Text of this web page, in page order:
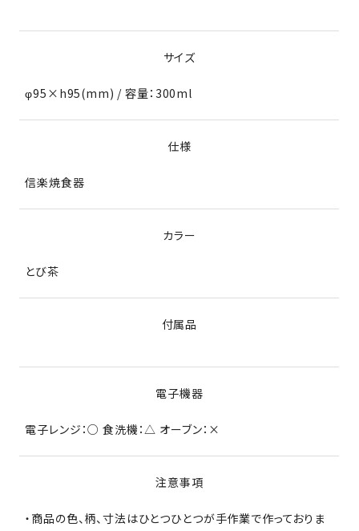
サイズ
φ95×h95(mm) / 容量：300ml
仕様
信楽焼食器
カラー
とび茶
付属品
電子機器
電子レンジ：○ 食洗機：△ オーブン：×
注意事項
・商品の色、柄、寸法はひとつひとつが手作業で作っておりま